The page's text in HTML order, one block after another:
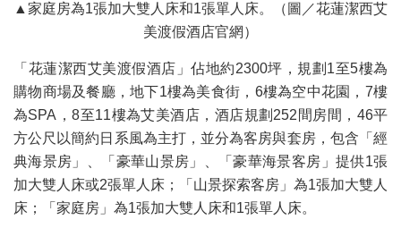
▲家庭房為1張加大雙人床和1張單人床。（圖／花蓮潔西艾
美渡假酒店官網）
「花蓮潔西艾美渡假酒店」佔地約2300坪，規劃1至5樓為
購物商場及餐廳，地下1樓為美食街，6樓為空中花園，7樓
為SPA，8至11樓為艾美酒店，酒店規劃252間房間，46平
方公尺以簡約日系風為主打，並分為客房與套房，包含「經
典海景房」、「豪華山景房」、「豪華海景客房」提供1張
加大雙人床或2張單人床；「山景探索客房」為1張加大雙人
床；「家庭房」為1張加大雙人床和1張單人床。